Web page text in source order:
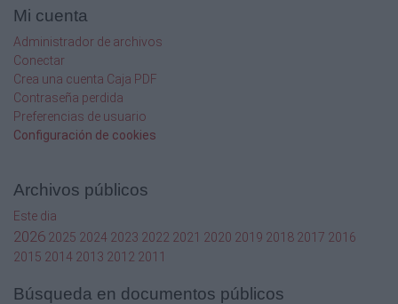
(A) Arranque de la bomba de vacío
(H) Aire negativo en el tanque
Transferencias de material
(A) Parada de Bomba de vacío
(H) Soplado de aire en el Tanque
(D) Apertura de la comp–uerta de la Tolva -
Descarga de productos
C.
A
H
F.
Mi cuenta
Administrador de archivos
Conectar
Crea una cuenta Caja PDF
Contraseña perdida
Preferencias de usuario
Configuración de cookies
Archivos públicos
Este dia
2026 2025 2024 2023 2022 2021 2020 2019 2018 2017 2016
2015 2014 2013 2012 2011
Búsqueda en documentos públicos